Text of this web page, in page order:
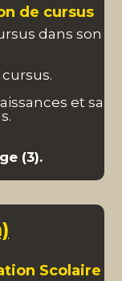
de cursus
dans son
et sa
(3).
Scolaire